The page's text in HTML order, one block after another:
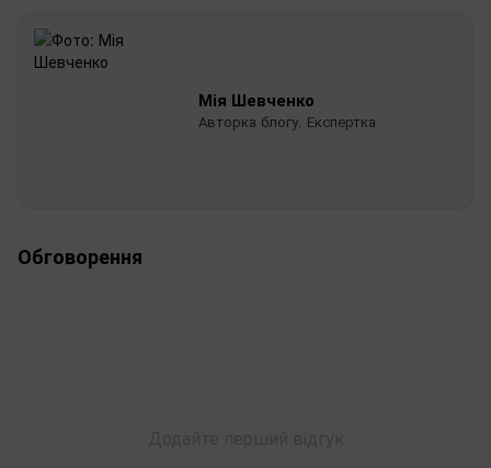
Мія Шевченко
Авторка блогу. Експертка
Обговорення